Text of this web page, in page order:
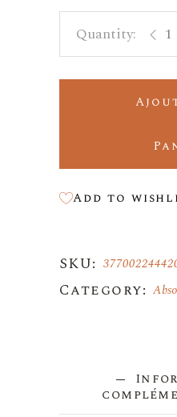
Add to
SKU:
Category: